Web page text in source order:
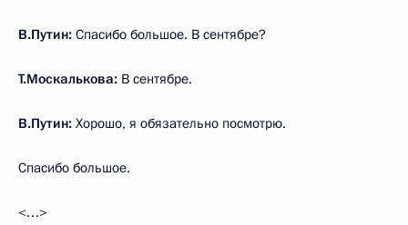
В.Путин: Спасибо большое. В сентябре?
Т.Москалькова: В сентябре.
В.Путин: Хорошо, я обязательно посмотрю.
Спасибо большое.
<…>